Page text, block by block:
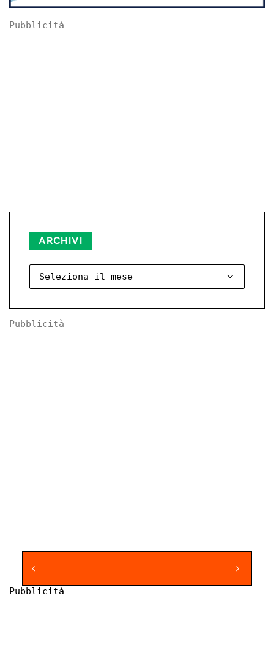
Pubblicità
ARCHIVI
Pubblicità
Pubblicità